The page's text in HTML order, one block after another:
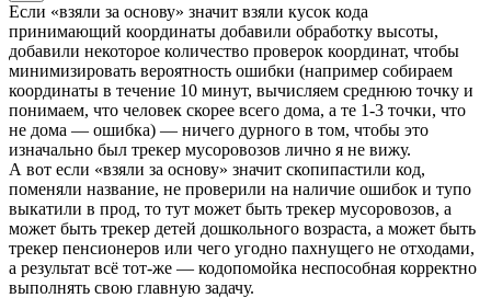
Если «взяли за основу» значит взяли кусок кода
принимающий координаты добавили обработку высоты,
добавили некоторое количество проверок координат, чтобы
минимизировать вероятность ошибки (например собираем
координаты в течение 10 минут, вычисляем среднюю точку и
понимаем, что человек скорее всего дома, а те 1-3 точки, что
не дома — ошибка) — ничего дурного в том, чтобы это
изначально был трекер мусоровозов лично я не вижу.
А вот если «взяли за основу» значит скопипастили код,
поменяли название, не проверили на наличие ошибок и тупо
выкатили в прод, то тут может быть трекер мусоровозов, а
может быть трекер детей дошкольного возраста, а может быть
трекер пенсионеров или чего угодно пахнущего не отходами,
а результат всё тот-же — кодопомойка неспособная корректно
выполнять свою главную задачу.